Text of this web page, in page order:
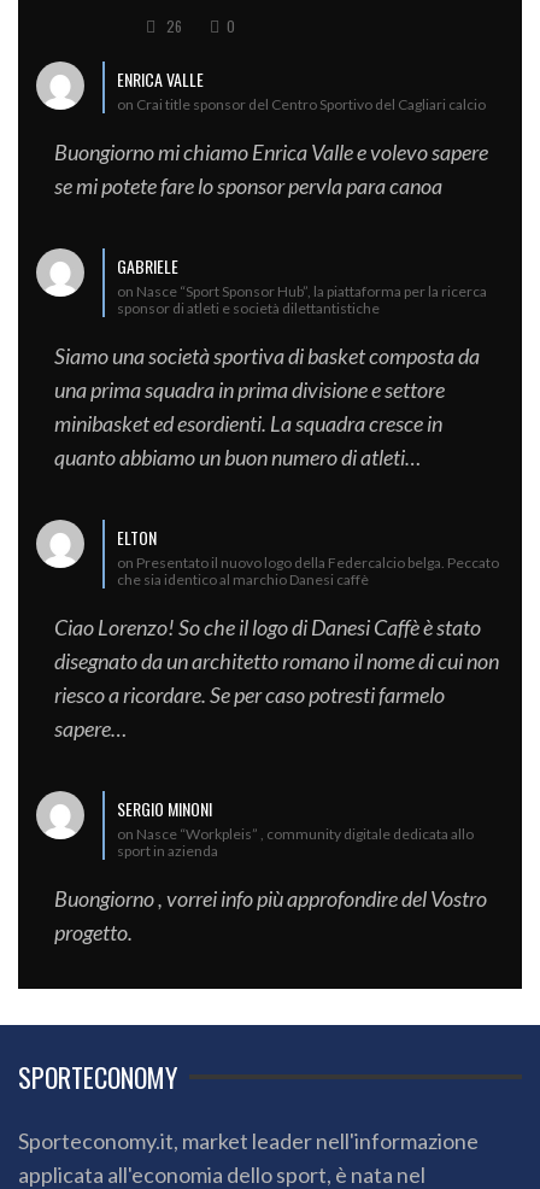
26 0
ENRICA VALLE
on Crai title sponsor del Centro Sportivo del Cagliari calcio
Buongiorno mi chiamo Enrica Valle e volevo sapere
se mi potete fare lo sponsor pervla para canoa
GABRIELE
on Nasce “Sport Sponsor Hub”, la piattaforma per la ricerca
sponsor di atleti e società dilettantistiche
Siamo una società sportiva di basket composta da
una prima squadra in prima divisione e settore
minibasket ed esordienti. La squadra cresce in
quanto abbiamo un buon numero di atleti…
ELTON
on Presentato il nuovo logo della Federcalcio belga. Peccato
che sia identico al marchio Danesi caffè
Ciao Lorenzo! So che il logo di Danesi Caffè è stato
disegnato da un architetto romano il nome di cui non
riesco a ricordare. Se per caso potresti farmelo
sapere…
SERGIO MINONI
on Nasce “Workpleis” , community digitale dedicata allo
sport in azienda
Buongiorno , vorrei info più approfondire del Vostro
progetto.
SPORTECONOMY
Sporteconomy.it, market leader nell'informazione
applicata all'economia dello sport, è nata nel